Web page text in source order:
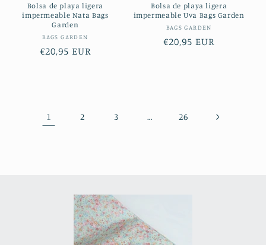
Bolsa de playa ligera
impermeable Nata Bags
Garden
Proveedor:
BAGS GARDEN
Precio
€20,95 EUR
Bolsa de playa ligera
impermeable Uva Bags Garden
Proveedor:
BAGS GARDEN
Precio
€20,95 EUR
1 2 3 … 26